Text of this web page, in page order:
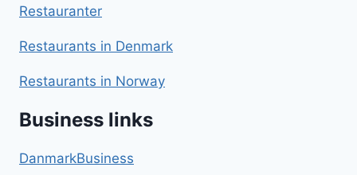
Restauranter
Restaurants in Denmark
Restaurants in Norway
Business links
DanmarkBusiness